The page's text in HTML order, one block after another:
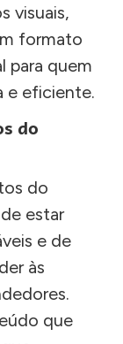
visuais,
formato
para quem
e eficiente.
do
do
estar
e de
às
que